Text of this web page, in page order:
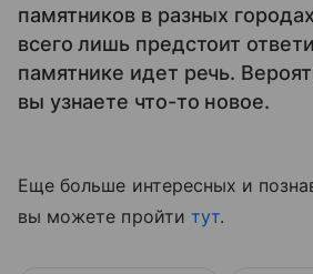
памятников в разных
всего лишь предстоит
памятнике идет речь.
вы узнаете что-то новое.
Еще больше интересных и
вы можете пройти тут.